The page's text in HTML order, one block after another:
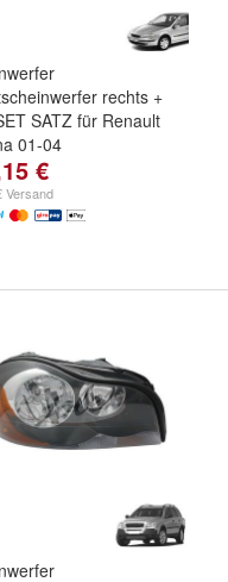
rechts +
SATZ für Renault
01-04
€
Versand